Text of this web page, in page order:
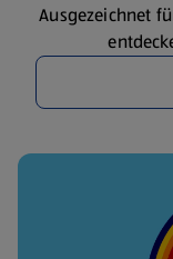
Ausgezeichnet